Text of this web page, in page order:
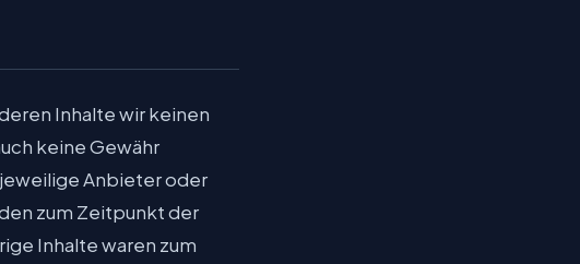
Inhalte wir keinen
keine Gewähr
Anbieter oder
zum Zeitpunkt der
Inhalte waren zum